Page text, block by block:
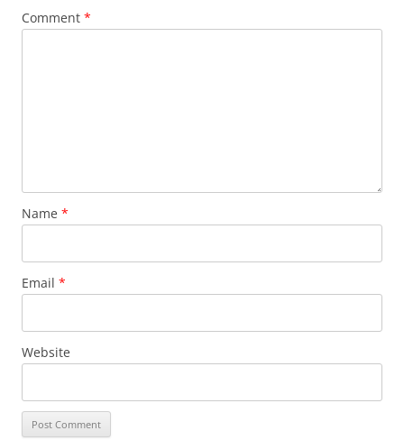
Comment *
Name *
Email *
Website